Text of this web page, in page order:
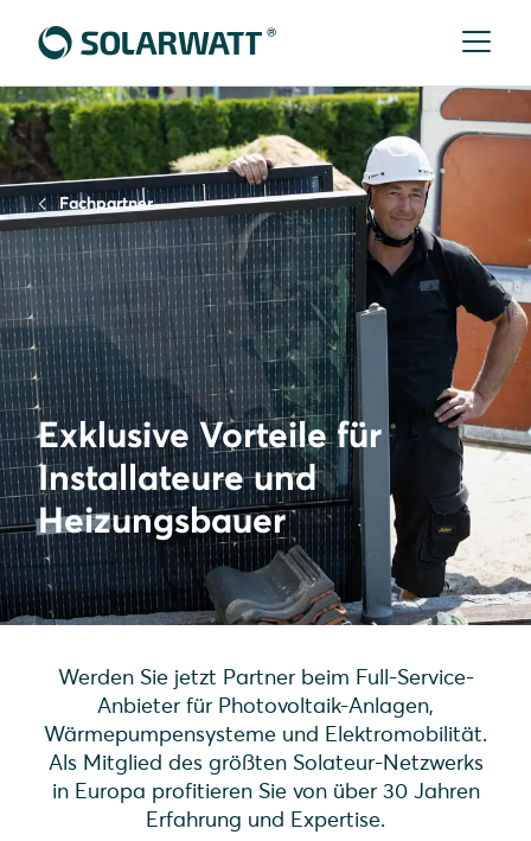
Fachpartner
Exklusive Vorteile für
Installateure und
Heizungsbauer
Werden Sie jetzt Partner beim Full-Service-
Anbieter für Photovoltaik-Anlagen,
Wärmepumpensysteme und Elektromobilität.
Als Mitglied des größten Solateur-Netzwerks
in Europa profitieren Sie von über 30 Jahren
Erfahrung und Expertise.